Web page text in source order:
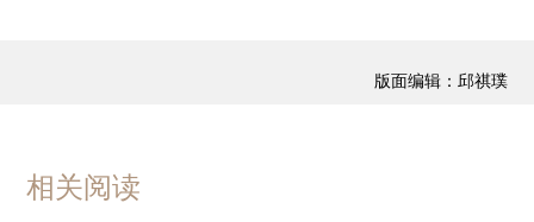
版面编辑：邱祺璞
相关阅读